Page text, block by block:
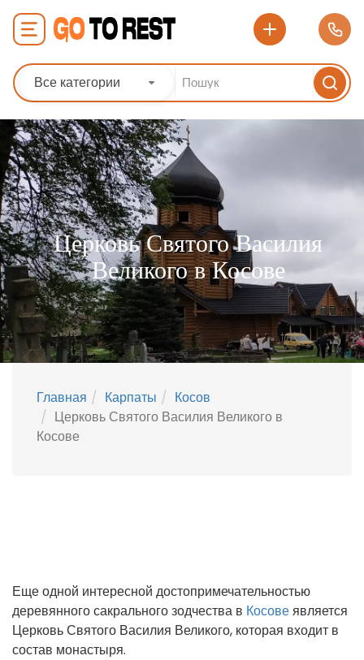
Все категории
Церковь Святого Василия
Великого в Косове
Главная Карпаты
Косов
Церковь Святого Василия Великого в
Косове
Еще одной интересной достопримечательностью
деревянного сакрального зодчества в Косовеявляется
Церковь Святого Василия Великого, которая входит в
состав монастыря.